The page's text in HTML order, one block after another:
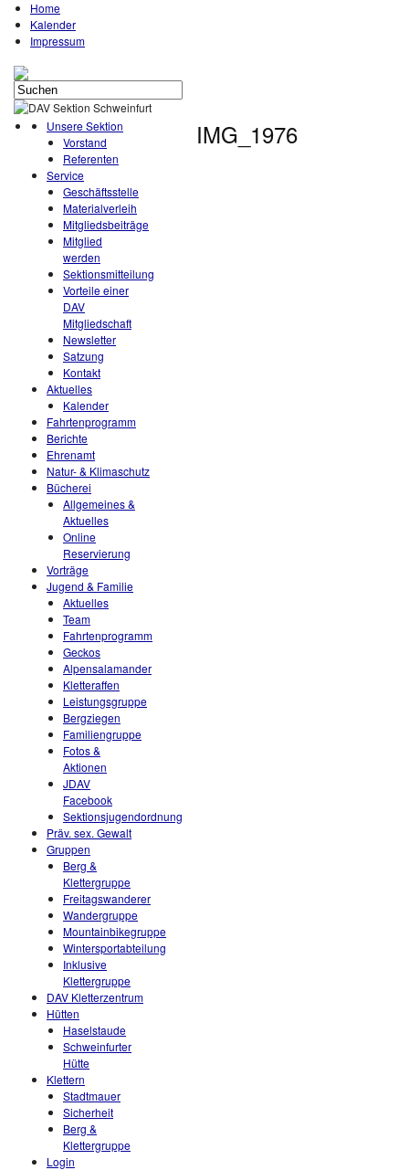
Home
Kalender
Impressum
Unsere Sektion
Vorstand
Referenten
Service
Geschäftsstelle
Materialverleih
Mitgliedsbeiträge
Mitglied
werden
Sektionsmitteilung
Vorteile einer
DAV
Mitgliedschaft
Newsletter
Satzung
Kontakt
Aktuelles
Kalender
Fahrtenprogramm
Berichte
Ehrenamt
Natur- & Klimaschutz
Bücherei
Allgemeines &
Aktuelles
Online
Reservierung
Vorträge
Jugend & Familie
Aktuelles
Team
Fahrtenprogramm
Geckos
Alpensalamander
Kletteraffen
Leistungsgruppe
Bergziegen
Familiengruppe
Fotos &
Aktionen
JDAV
Facebook
Sektionsjugendordnung
Präv. sex. Gewalt
Gruppen
Berg &
Klettergruppe
Freitagswanderer
Wandergruppe
Mountainbikegruppe
Wintersportabteilung
Inklusive
Klettergruppe
DAV Kletterzentrum
Hütten
Haselstaude
Schweinfurter
Hütte
Klettern
Stadtmauer
Sicherheit
Berg &
Klettergruppe
Login
IMG_1976